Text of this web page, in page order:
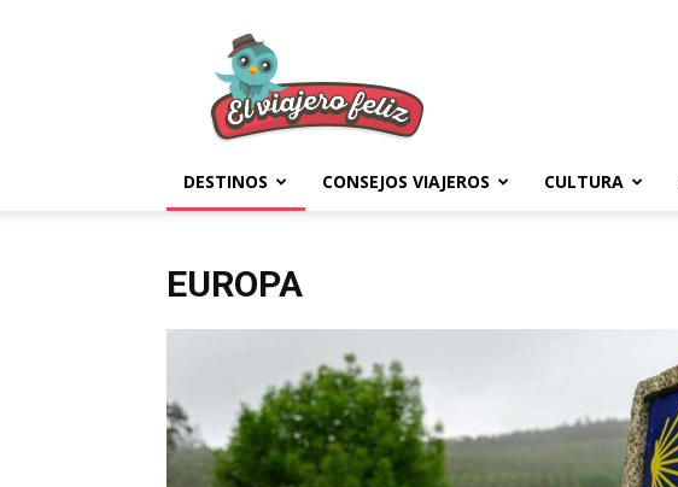
Feliz
DESTINOS CONSEJOS VIAJEROS CULTURA
EUROPA